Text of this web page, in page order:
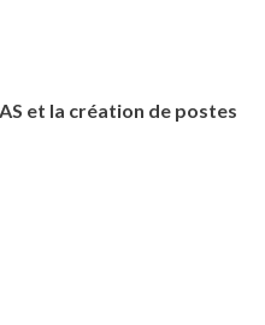
et la création de postes